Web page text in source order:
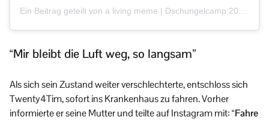
“Mir bleibt die Luft weg, so langsam”
Als sich sein Zustand weiter verschlechterte, entschloss sich
Twenty4Tim, sofort ins Krankenhaus zu fahren. Vorher
informierte er seine Mutter und teilte auf Instagram mit:“Fahre